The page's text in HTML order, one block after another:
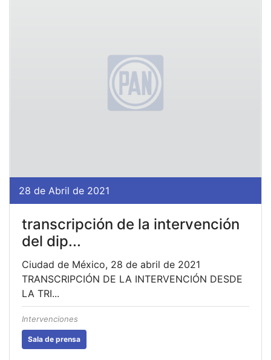
28 de Abril de 2021
transcripción de la intervención
del dip...
Ciudad de México, 28 de abril de 2021
TRANSCRIPCIÓN DE LA INTERVENCIÓN DESDE
LA TRI...
Intervenciones
Sala de prensa